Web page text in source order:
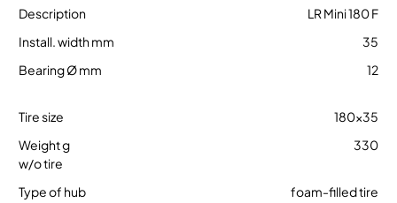
LR Mini 180 F
35
12
180×35
330
foam-filled tire